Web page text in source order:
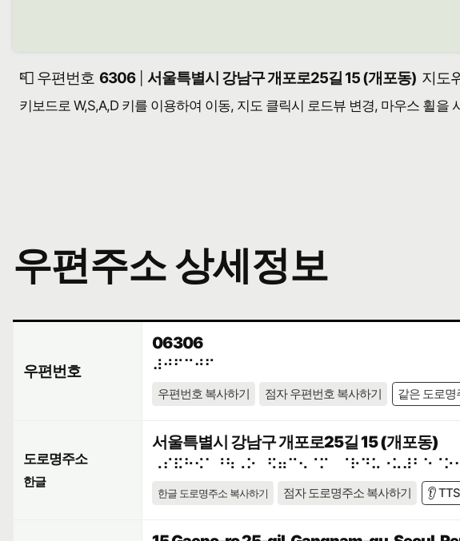
📮 우편번호 6306 서울특별시 강남구 개포로25길 15 (개포동) 지도
키보드로 W,S,A,D 키를 이용하여 이동, 지도 클릭시 로드뷰 변경, 마우스 휠
우편주소 상세정보
우편번호
06306
⠼⠚⠋⠉⠚⠋
우편번호 복사하기 점자 우편번호 복사하기 같은 도로명
도로명주소
한글
서울특별시 강남구 개포로25길 15 (개포동)
한글 도로명주소 복사하기 점자 도로명주소 복사하기 👂